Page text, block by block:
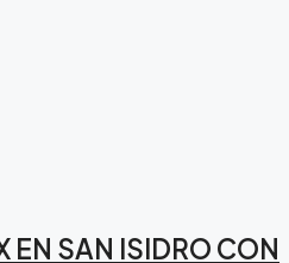
SAN ISIDRO CON